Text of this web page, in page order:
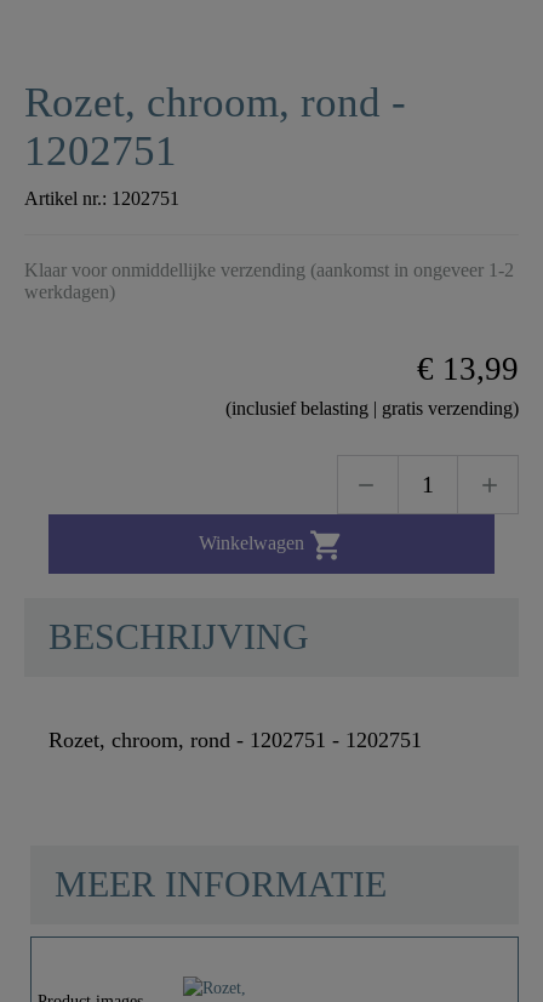
Rozet, chroom, rond -
1202751
Artikel nr.: 1202751
Klaar voor onmiddellijke verzending (aankomst in ongeveer 1-2
werkdagen)
€ 13,99
(inclusief belasting | gratis verzending)
Winkelwagen 
BESCHRIJVING
Rozet, chroom, rond - 1202751 - 1202751
MEER INFORMATIE